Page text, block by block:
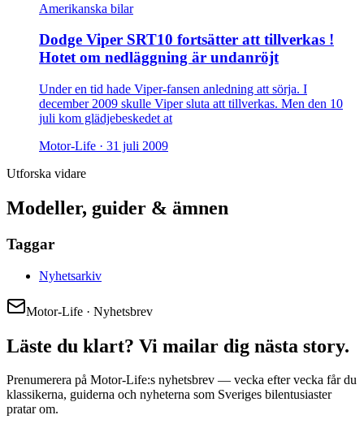
Amerikanska bilar
Dodge Viper SRT10 fortsätter att tillverkas !
Hotet om nedläggning är undanröjt
Under en tid hade Viper-fansen anledning att sörja. I
december 2009 skulle Viper sluta att tillverkas. Men den 10
juli kom glädjebeskedet at
Motor-Life · 31 juli 2009
Utforska vidare
Modeller, guider & ämnen
Taggar
Nyhetsarkiv
Motor-Life · Nyhetsbrev
Läste du klart? Vi mailar dig nästa story.
Prenumerera på Motor-Life:s nyhetsbrev — vecka efter vecka får du
klassikerna, guiderna och nyheterna som Sveriges bilentusiaster
pratar om.